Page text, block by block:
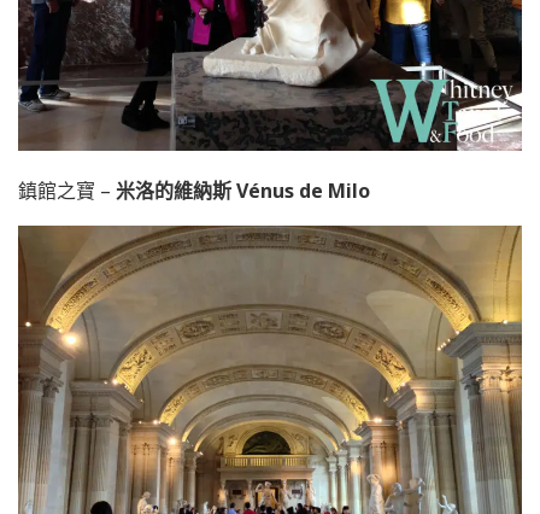
鎮館之寶 – 米洛的維納斯 Vénus de Milo